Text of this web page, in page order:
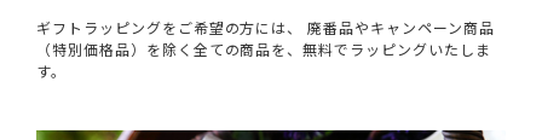
ギフトラッピングをご希望の方には、 廃番品やキャンペーン商品
（特別価格品）を除く全ての商品を、無料でラッピングいたしま
す。